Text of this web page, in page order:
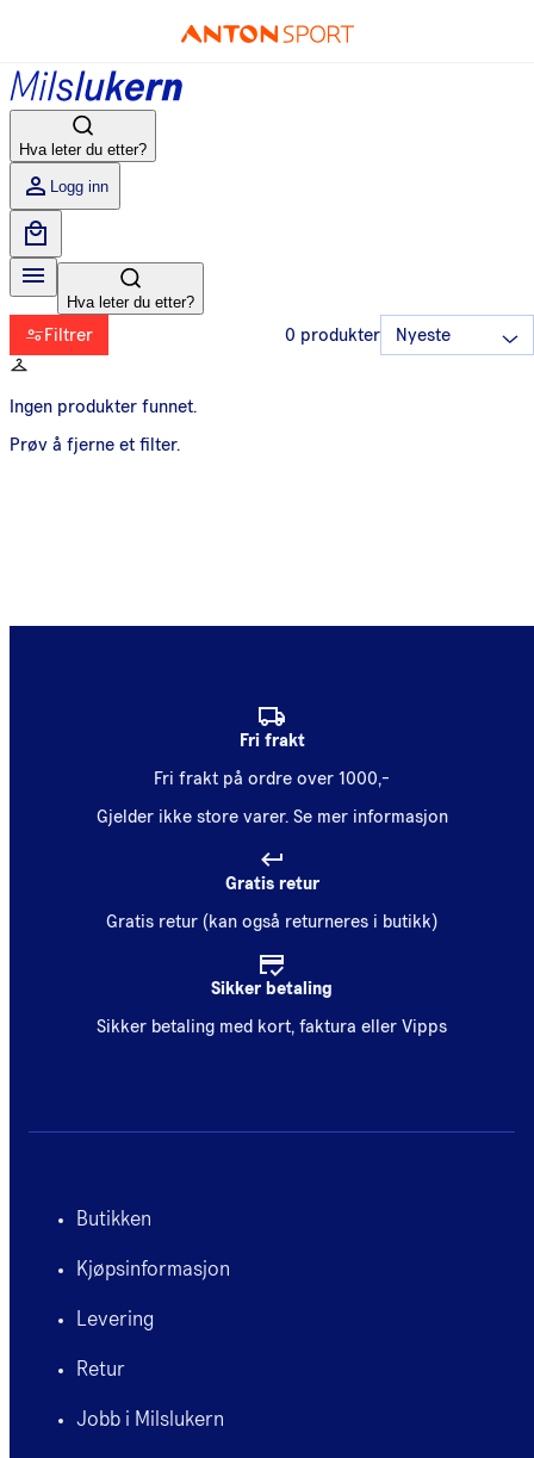
Hva leter du etter?
Logg inn
Hva leter du etter?
Filtrer 0 produkter
Ingen produkter funnet.
Prøv å fjerne et filter.
Fri frakt
Fri frakt på ordre over 1000,-
Gjelder ikke store varer. Se mer informasjon
Gratis retur
Gratis retur (kan også returneres i butikk)
Sikker betaling
Sikker betaling med kort, faktura eller Vipps
Butikken
Kjøpsinformasjon
Levering
Retur
Jobb i Milslukern